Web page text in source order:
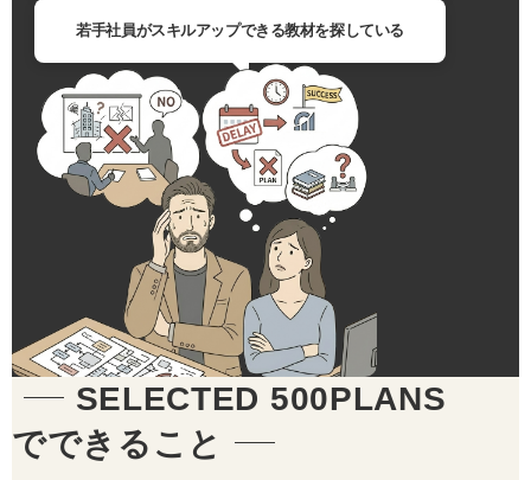
若手社員がスキルアップできる教材を探している
SELECTED 500PLANS
でできること